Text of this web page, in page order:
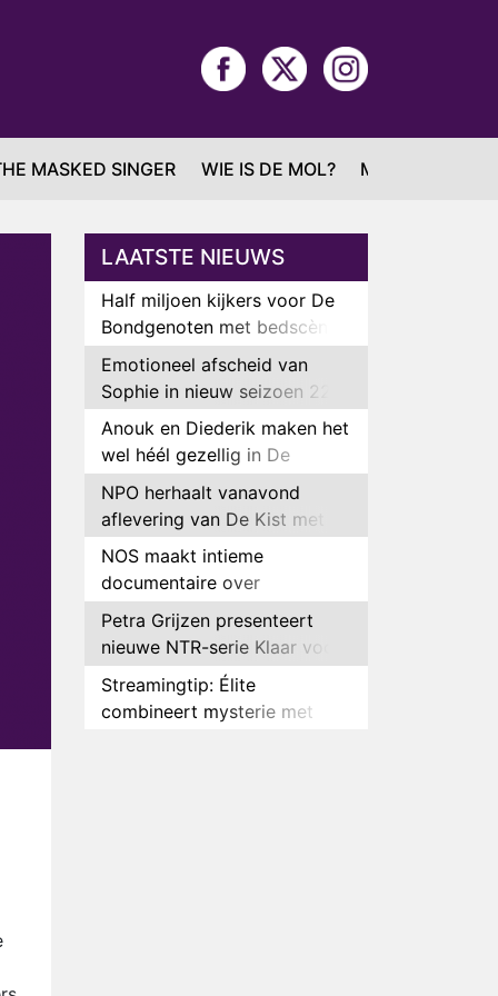
MASKED SINGER WIE IS DE MOL? MAFS
LAATSTE NIEUWS
Half miljoen kijkers voor De
Bondgenoten met bedscène
van Anouk en Diederik
Emotioneel afscheid van
Sophie in nieuw seizoen 22
Kids and Counting
Anouk en Diederik maken het
wel héél gezellig in De
Bondgenoten
NPO herhaalt vanavond
aflevering van De Kist met
Peter Faber
NOS maakt intieme
documentaire over
hockeyster Yibbi Jansen
Petra Grijzen presenteert
nieuwe NTR-serie Klaar voor
de oorlog
Streamingtip: Élite
combineert mysterie met